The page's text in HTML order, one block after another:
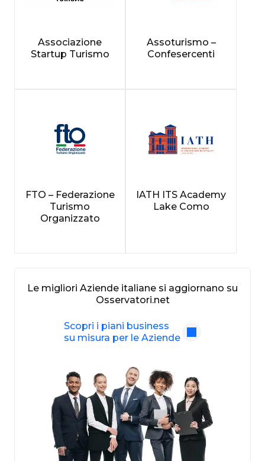
Le migliori Aziende italiane si aggiornano su
Osservatori.net
Scopri i piani business
su misura per le Aziende
Associazione
Startup Turismo
Assoturismo –
Confesercenti
FTO – Federazione
Turismo
Organizzato
IATH ITS Academy
Lake Como